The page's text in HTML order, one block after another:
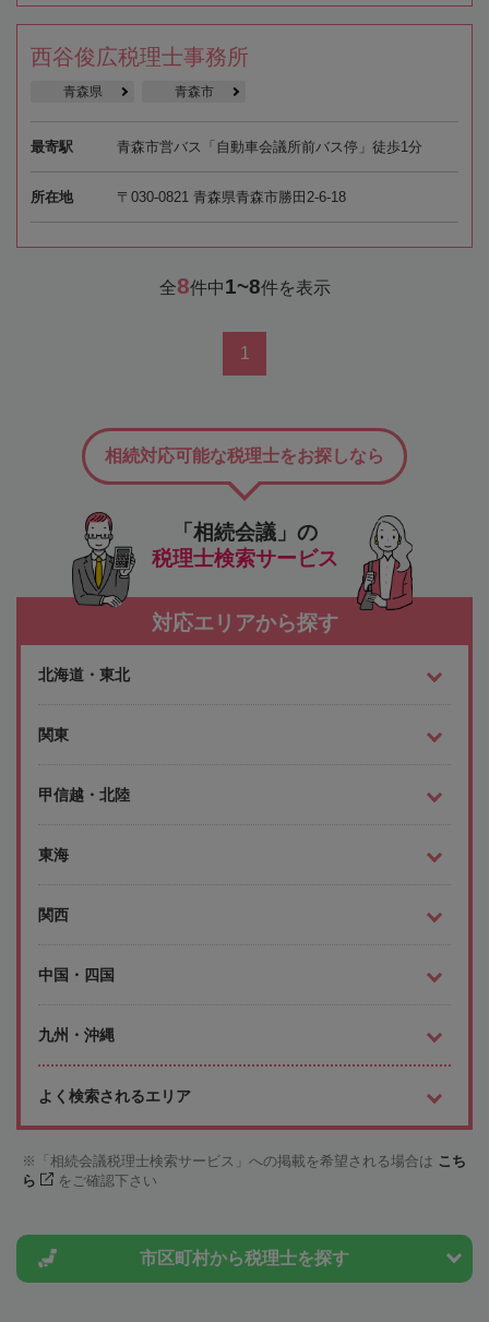
西谷俊広税理士事務所
青森県 青森市
最寄駅 青森市営バス「自動車会議所前バス停」徒歩1分
所在地 〒030-0821 青森県青森市勝田2-6-18
全8件中1~8件を表示
1
「相続会議」の
税理士検索サービス
相続対応可能な税理士をお探しなら
対応エリアから探す
北海道・東北
関東
甲信越・北陸
東海
関西
中国・四国
九州・沖縄
よく検索されるエリア
「相続会議税理士検索サービス」への掲載を希望される場合は こち
ら
をご確認下さい
市区町村から税理士を探す